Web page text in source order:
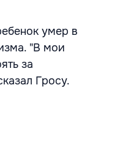
умер в
"В мои
за
Гросу.